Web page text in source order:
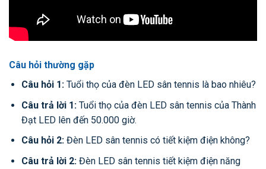
Câu hỏi thường gặp
Câu hỏi 1:Tuổi thọ của đèn LED sân tennis là bao nhiêu?
Câu trả lời 1:Tuổi thọ của đèn LED sân tennis của Thành
Đạt LED lên đến 50.000 giờ.
Câu hỏi 2:Đèn LED sân tennis có tiết kiệm điện không?
Câu trả lời 2:Đèn LED sân tennis tiết kiệm điện năng